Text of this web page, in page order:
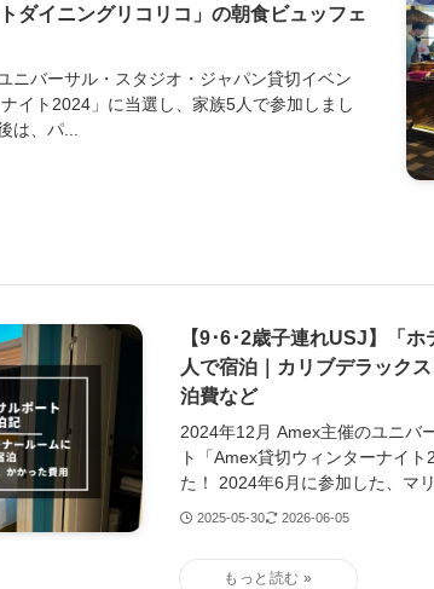
ダイニングリコリコ」の朝食ビュッフェ
ニバーサル・スタジオ・ジャパン貸切イベン
イト2024」に当選し、家族5人で参加しまし
は、パ...
【9･6･2歳子連れUSJ】「
人で宿泊｜カリブデラック
泊費など
2024年12月 Amex主催のユニバ
ト「Amex貸切ウィンターナイ
た！ 2024年6月に参加した、マリ
2025-05-30 2026-06-05